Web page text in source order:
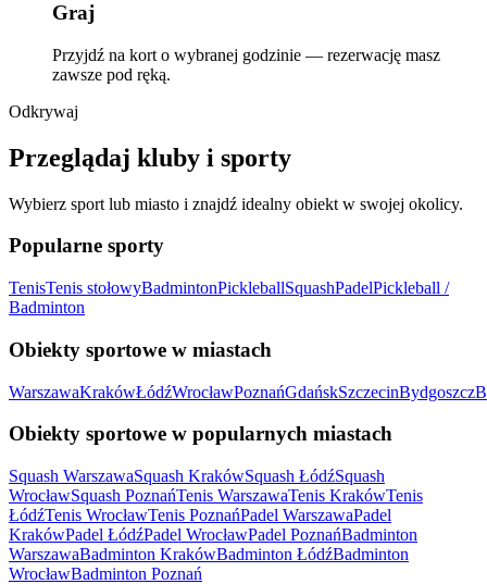
Graj
Przyjdź na kort o wybranej godzinie — rezerwację masz
zawsze pod ręką.
Odkrywaj
Przeglądaj kluby i sporty
Wybierz sport lub miasto i znajdź idealny obiekt w swojej okolicy.
Popularne sporty
TenisTenis stołowyBadmintonPickleballSquashPadelPickleball /
Badminton
Obiekty sportowe w miastach
WarszawaKrakówŁódźWrocławPoznańGdańskSzczecinBydgoszcz
Obiekty sportowe w popularnych miastach
Squash WarszawaSquash KrakówSquash ŁódźSquash
WrocławSquash PoznańTenis WarszawaTenis KrakówTenis
ŁódźTenis WrocławTenis PoznańPadel WarszawaPadel
KrakówPadel ŁódźPadel WrocławPadel PoznańBadminton
WarszawaBadminton KrakówBadminton ŁódźBadminton
WrocławBadminton Poznań